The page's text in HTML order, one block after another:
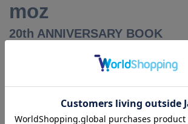
moz
20th ANNIVERSARY BOOK
□■□祝20周年！北欧ブランド
「moz（モズ）」“初”のファンブック□■□
2019年でアイテム化から20周年。
そこで、32ページからなる初の